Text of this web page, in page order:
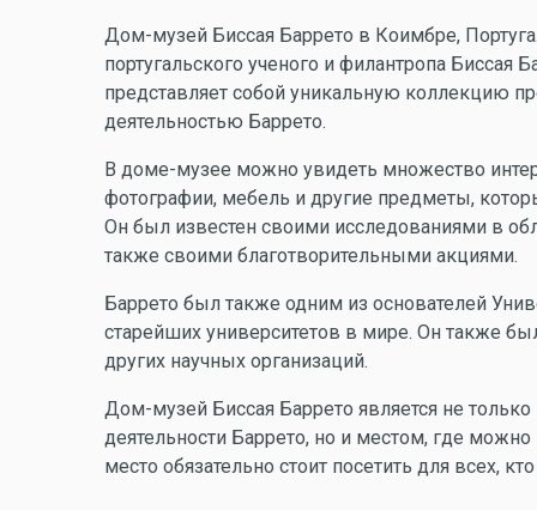
Дом-музей Биссая Баррето в Коимбре,
португальского ученого и филантропа
представляет собой уникальную коллекцию
деятельностью Баррето.
В доме-музее можно увидеть множество
фотографии, мебель и другие предметы,
Он был известен своими исследованиями в
также своими благотворительными акциями.
Баррето был также одним из основателей
старейших университетов в мире. Он также
других научных организаций.
Дом-музей Биссая Баррето является не
деятельности Баррето, но и местом, где можно
место обязательно стоит посетить для всех,